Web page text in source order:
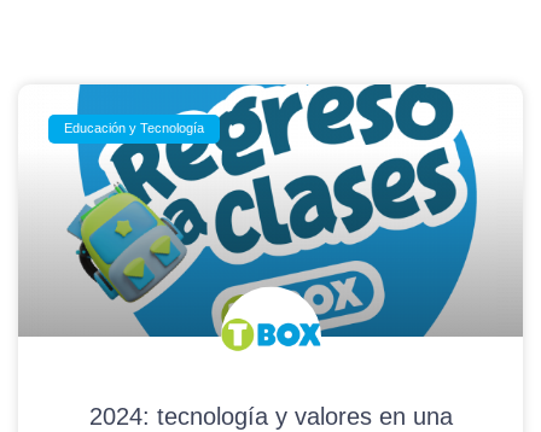
Educación y Tecnología
2024: tecnología y valores en una